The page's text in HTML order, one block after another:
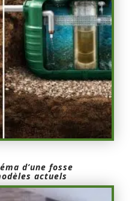
d’une fosse
actuels